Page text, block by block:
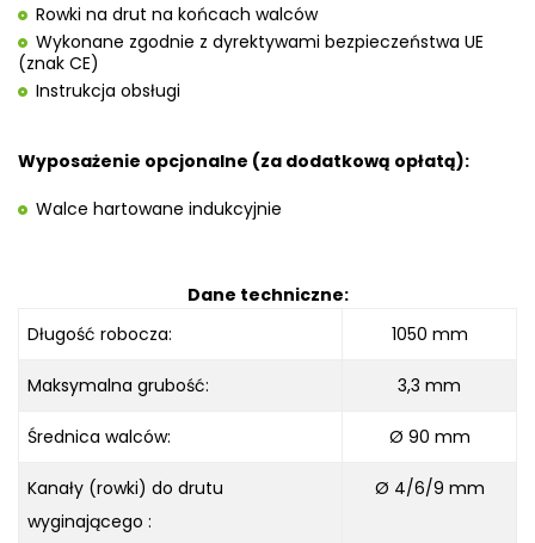
Rowki na drut na końcach walców
Wykonane zgodnie z dyrektywami bezpieczeństwa UE
(znak CE)
Instrukcja obsługi
Wyposażenie opcjonalne (za dodatkową opłatą):
Walce hartowane indukcyjnie
Dane techniczne:
Długość robocza: 1050 mm
Maksymalna grubość: 3,3 mm
Średnica walców: Ø 90 mm
Kanały (rowki) do drutu
wyginającego :
Ø 4/6/9 mm